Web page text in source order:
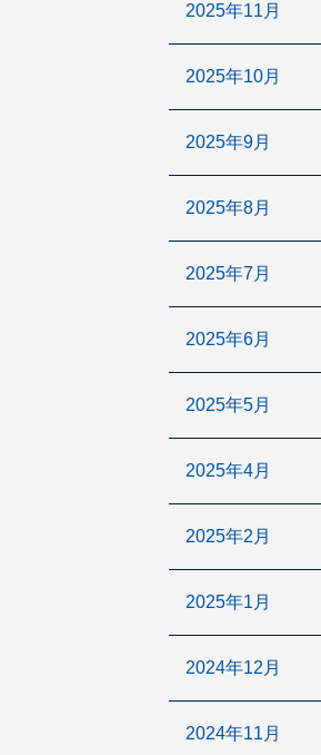
2025年11月
2025年10月
2025年9月
2025年8月
2025年7月
2025年6月
2025年5月
2025年4月
2025年2月
2025年1月
2024年12月
2024年11月